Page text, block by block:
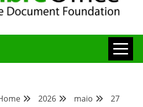
DA
2026 maio 27